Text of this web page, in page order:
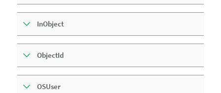
InObject
ObjectId
OSUser